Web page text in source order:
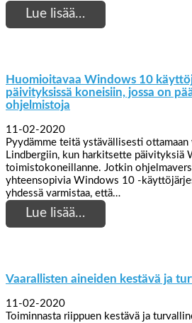
Lue lisää…
Huomioitavaa Windows 10
päivityksissä koneisiin, jossa on
ohjelmistoja
11-02-2020
Pyydämme teitä ystävällisesti
Lindbergiin, kun harkitsette
toimistokoneillanne. Jotkin
yhteensopivia Windows 10 -
yhdessä varmistaa, että…
Lue lisää…
Vaarallisten aineiden kestävä ja
11-02-2020
Toiminnasta riippuen kestävä ja